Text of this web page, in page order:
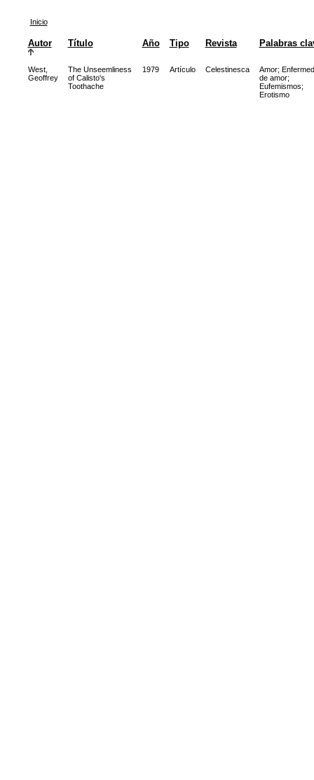
Inicio
Autor Título Año Tipo Revista Palabras
West,
Geoffrey
The Unseemliness
of Calisto's
Toothache
1979 Artículo Celestinesca Amor;
de amor;
Eufemismos;
Erotismo